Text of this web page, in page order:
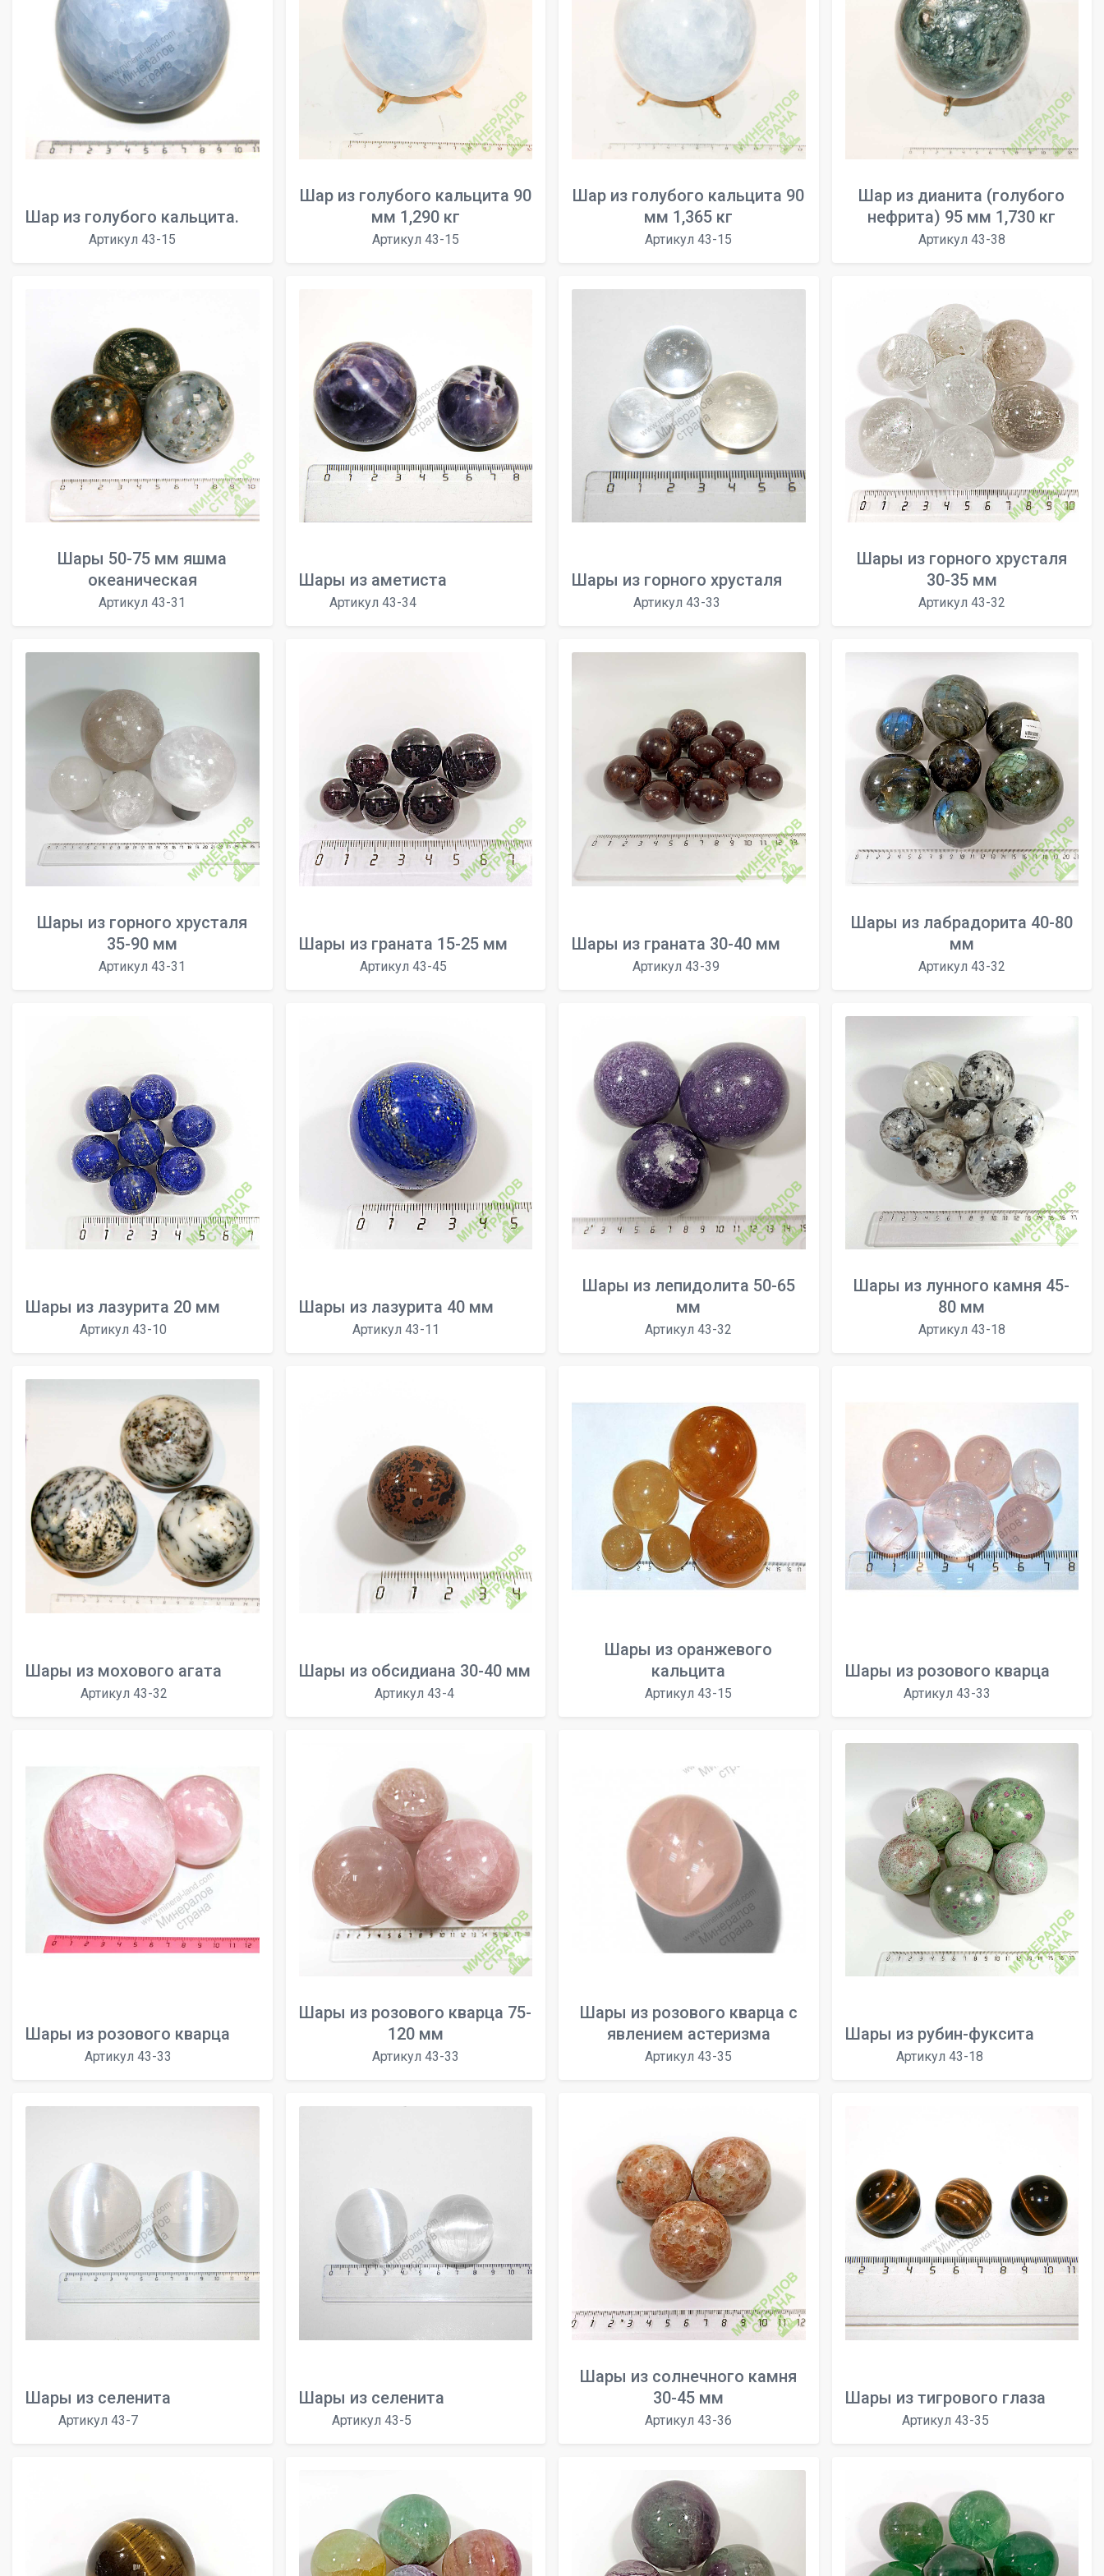
Шар из голубого кальцита.
Артикул 43-15
Шар из голубого кальцита 90
мм 1,290 кг
Артикул 43-15
Шар из голубого кальцита 90
мм 1,365 кг
Артикул 43-15
Шар из дианита (голубого
нефрита) 95 мм 1,730 кг
Артикул 43-38
Шары 50-75 мм яшма
океаническая
Артикул 43-31
Шары из аметиста
Артикул 43-34
Шары из горного хрусталя
Артикул 43-33
Шары из горного хрусталя
30-35 мм
Артикул 43-32
Шары из горного хрусталя
35-90 мм
Артикул 43-31
Шары из граната 15-25 мм
Артикул 43-45
Шары из граната 30-40 мм
Артикул 43-39
Шары из лабрадорита 40-80
мм
Артикул 43-32
Шары из лазурита 20 мм
Артикул 43-10
Шары из лазурита 40 мм
Артикул 43-11
Шары из лепидолита 50-65
мм
Артикул 43-32
Шары из лунного камня 45-
80 мм
Артикул 43-18
Шары из мохового агата
Артикул 43-32
Шары из обсидиана 30-40 мм
Артикул 43-4
Шары из оранжевого
кальцита
Артикул 43-15
Шары из розового кварца
Артикул 43-33
Шары из розового кварца
Артикул 43-33
Шары из розового кварца 75-
120 мм
Артикул 43-33
Шары из розового кварца с
явлением астеризма
Артикул 43-35
Шары из рубин-фуксита
Артикул 43-18
Шары из селенита
Артикул 43-7
Шары из селенита
Артикул 43-5
Шары из солнечного камня
30-45 мм
Артикул 43-36
Шары из тигрового глаза
Артикул 43-35